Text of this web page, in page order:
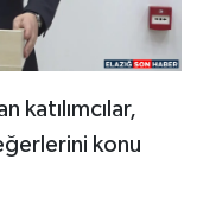
katılımcılar,
konu